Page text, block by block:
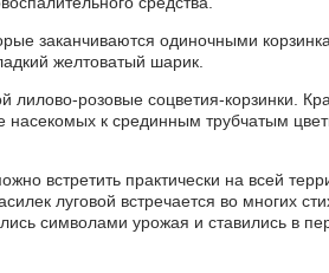
заканчиваются одиночными
желтоватый шарик.
лилово-розовые соцветия-корзинки.
к срединным трубчатым
встретить практически на всей
луговой встречается во многих
символами урожая и ставились в